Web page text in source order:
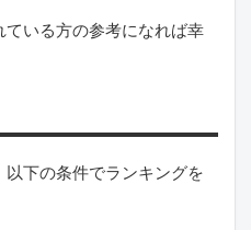
いる方の参考になれば幸
下の条件でランキングを